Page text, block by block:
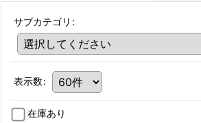
サブカテゴリ :
表示数:
在庫あり